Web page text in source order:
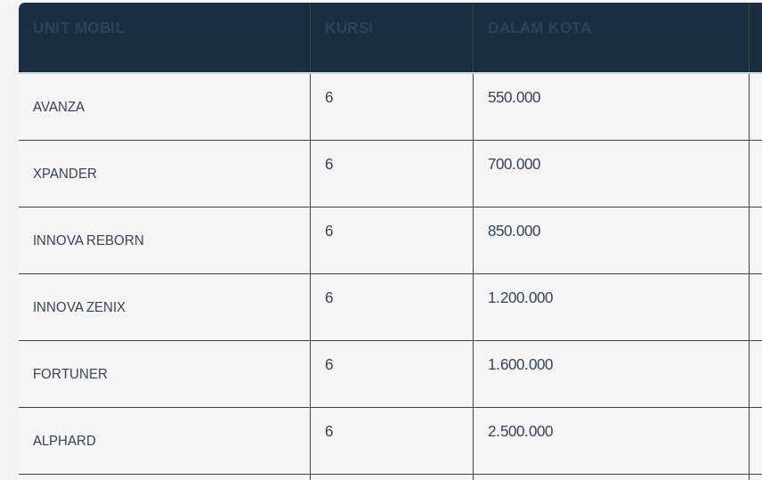
UNIT MOBIL KURSI DALAM KOTA
AVANZA
6 550.000
XPANDER
6 700.000
INNOVA REBORN
6 850.000
INNOVA ZENIX
6 1.200.000
FORTUNER
6 1.600.000
ALPHARD
6 2.500.000